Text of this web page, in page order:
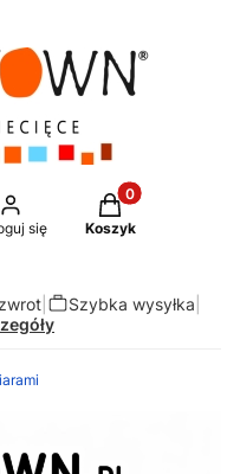
się
Produkty w
Koszyk
| Szybka wysyłka